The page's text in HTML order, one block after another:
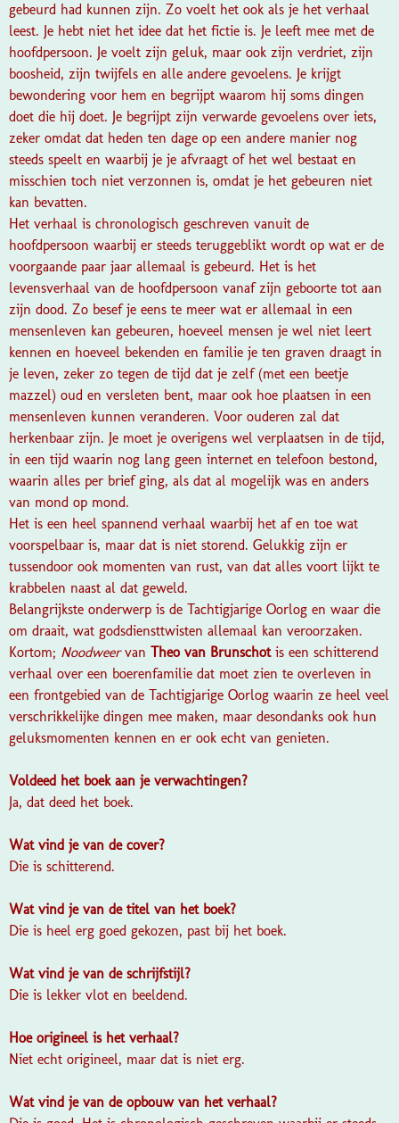
gebeurd had kunnen zijn. Zo voelt het ook als je het verhaal
leest. Je hebt niet het idee dat het fictie is. Je leeft mee met de
hoofdpersoon. Je voelt zijn geluk, maar ook zijn verdriet, zijn
boosheid, zijn twijfels en alle andere gevoelens. Je krijgt
bewondering voor hem en begrijpt waarom hij soms dingen
doet die hij doet. Je begrijpt zijn verwarde gevoelens over iets,
zeker omdat dat heden ten dage op een andere manier nog
steeds speelt en waarbij je je afvraagt of het wel bestaat en
misschien toch niet verzonnen is, omdat je het gebeuren niet
kan bevatten.
Het verhaal is chronologisch geschreven vanuit de
hoofdpersoon waarbij er steeds teruggeblikt wordt op wat er de
voorgaande paar jaar allemaal is gebeurd. Het is het
levensverhaal van de hoofdpersoon vanaf zijn geboorte tot aan
zijn dood. Zo besef je eens te meer wat er allemaal in een
mensenleven kan gebeuren, hoeveel mensen je wel niet leert
kennen en hoeveel bekenden en familie je ten graven draagt in
je leven, zeker zo tegen de tijd dat je zelf (met een beetje
mazzel) oud en versleten bent, maar ook hoe plaatsen in een
mensenleven kunnen veranderen. Voor ouderen zal dat
herkenbaar zijn. Je moet je overigens wel verplaatsen in de tijd,
in een tijd waarin nog lang geen internet en telefoon bestond,
waarin alles per brief ging, als dat al mogelijk was en anders
van mond op mond.
Het is een heel spannend verhaal waarbij het af en toe wat
voorspelbaar is, maar dat is niet storend. Gelukkig zijn er
tussendoor ook momenten van rust, van dat alles voort lijkt te
krabbelen naast al dat geweld.
Belangrijkste onderwerp is de Tachtigjarige Oorlog en waar die
om draait, wat godsdiensttwisten allemaal kan veroorzaken.
Kortom; Noodweer van Theo van Brunschotis een schitterend
verhaal over een boerenfamilie dat moet zien te overleven in
een frontgebied van de Tachtigjarige Oorlog waarin ze heel veel
verschrikkelijke dingen mee maken, maar desondanks ook hun
geluksmomenten kennen en er ook echt van genieten.
Voldeed het boek aan je verwachtingen?
Ja, dat deed het boek.
Wat vind je van de cover?
Die is schitterend.
Wat vind je van de titel van het boek?
Die is heel erg goed gekozen, past bij het boek.
Wat vind je van de schrijfstijl?
Die is lekker vlot en beeldend.
Hoe origineel is het verhaal?
Niet echt origineel, maar dat is niet erg.
Wat vind je van de opbouw van het verhaal?